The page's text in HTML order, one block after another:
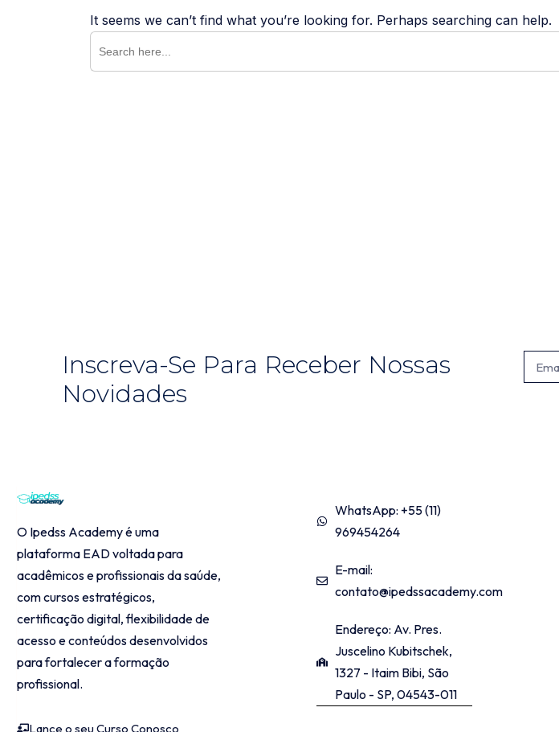
It seems we can’t find what you’re looking for. Perhaps searching can help.
Search
for:
Inscreva-Se Para Receber Nossas
Novidades
O Ipedss Academy é uma
plataforma EAD voltada para
acadêmicos e profissionais da saúde,
com cursos estratégicos,
certificação digital, flexibilidade de
acesso e conteúdos desenvolvidos
para fortalecer a formação
profissional.
Lance o seu Curso Conosco
WhatsApp: +55 (11)
969454264
E-mail:
contato@ipedssacademy.com
Endereço: Av. Pres.
Juscelino Kubitschek,
1327 - Itaim Bibi, São
Paulo - SP, 04543-011